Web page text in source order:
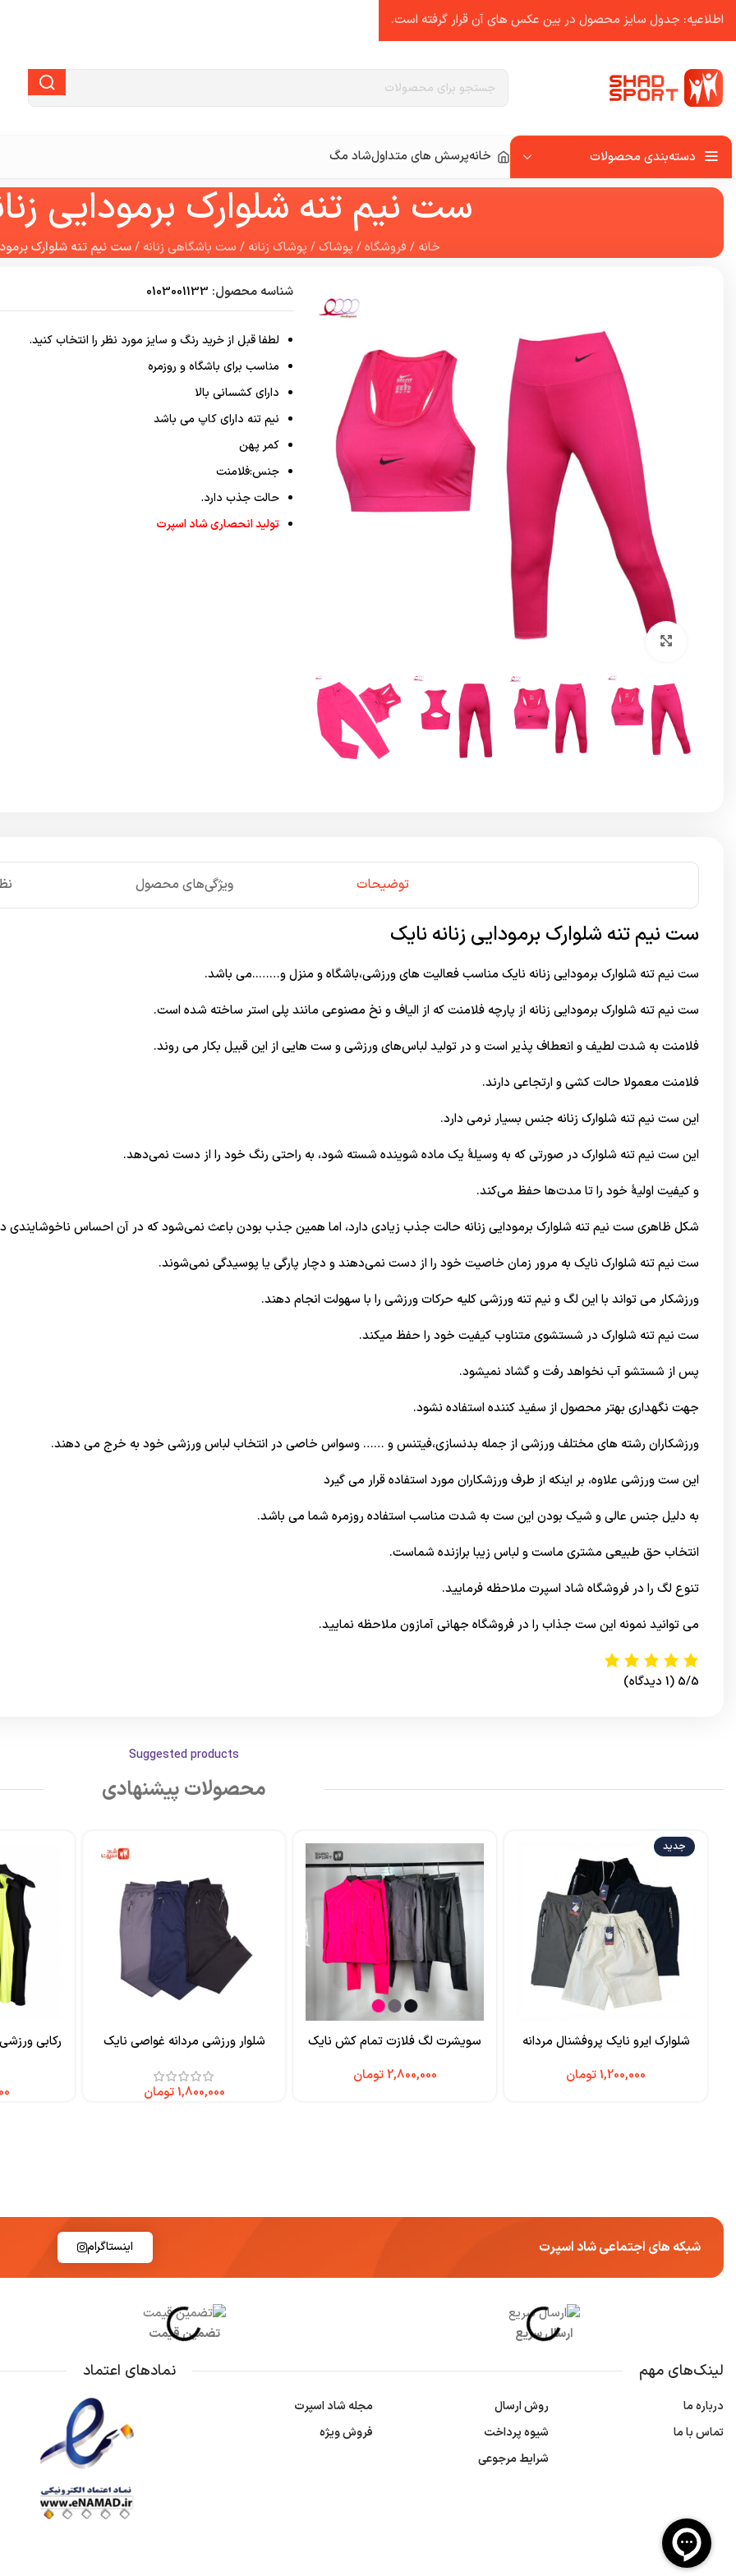
دسته‌بندی محصولات خانهپرسش های متداولشاد مگ
ست نیم تنه شلوارک برمودایی
خانه /فروشگاه/ پوشاک/ پوشاک زنانه / ست باشگاهی زنانه /ست نیم تنه شلوارک
برای بزرگنمایی کلیک کنید
شناسه محصول: 0103001133
لطفا قبل از خرید رنگ و سایز مورد نظر را انتخاب کنید.
مناسب برای باشگاه و روزمره
دارای کشسانی بالا
نیم تنه دارای کاپ می باشد
کمر پهن
جنس:فلامنت
حالت جذب دارد.
تولید انحصاری شاد اسپرت
توضیحات ویژگی‌های محصول
ست نیم تنه شلوارک برمودایی زنانه نایک
ست نیم تنه شلوارک برمودایی زنانه نایک مناسب فعالیت های ورزشی،باشگاه و منزل و……..می باشد.
ست نیم تنه شلوارک برمودایی زنانه از پارچه فلامنت که از الیاف و نخ مصنوعی مانند پلی استر ساخته شده است.
فلامنت به شدت لطیف و انعطاف پذیر است و در تولید لباس‌های ورزشی و ست‌ هایی از این قبیل بکار می روند.
فلامنت معمولا حالت کشی و ارتجاعی دارند.
این ست نیم تنه شلوارک زنانه جنس بسیار نرمی دارد.
این ست نیم تنه شلوارک در صورتی که به وسیلۀ یک ماده شوینده شسته شود، به راحتی رنگ خود را از دست نمی‌دهد.
و کیفیت اولیۀ خود را تا مدت‌ها حفظ می‌کند.
شکل ظاهری ست نیم تنه شلوارک برمودایی زنانه حالت جذب زیادی دارد، اما همین جذب بودن باعث نمی‌شود که در آن احساس ناخوشایندی
ست نیم تنه شلوارک نایک به مرور زمان خاصیت خود را از دست نمی‌دهند و دچار پارگی یا پوسیدگی نمی‌شوند.
ورزشكار مي تواند با این لگ و نیم تنه ورزشی كليه حركات ورزشي را با سهولت انجام دهند.
ست نیم تنه شلوارک در شستشوی متناوب کیفیت خود را حفظ میکند.
پس از شستشو آب نخواهد رفت و گشاد نمیشود.
جهت نگهداری بهتر محصول از سفید کننده استفاده نشود.
ورزشکاران رشته های مختلف ورزشی از جمله بدنسازی،فیتنس و …… وسواس خاصی در انتخاب لباس ورزشی خود به خرج می دهند.
این ست ورزشی علاوه، بر اینکه از طرف ورزشکاران مورد استفاده قرار می گیرد
به دلیل جنس عالی و شیک بودن این ست به شدت مناسب استفاده روزمره شما می باشد.
انتخاب حق طبیعی مشتری ماست و لباس زیبا برازنده شماست.
تنوع لگ را درفروشگاه شاد اسپرت ملاحظه فرمایید.
می توانید نمونه این ست جذاب را درفروشگاه جهانی آمازون ملاحظه نمایید.
5/5 (1 دیدگاه)
Suggested products
محصولات پیشنهادی
جدید
شلوارک ایرو نایک پروفشنال مردانه
تومان
سویشرت لگ فلازت تمام کش نایک
تومان
شلوار ورزشی مردانه غواصی نایک
تومان
رکابی
شبکه های اجتماعی شاد اسپرت اینستاگرام
ارسال سریع تضمین قیمت
لینک‌های مهم
درباره ما
تماس با ما
روش ارسال
شیوه پرداخت
شرایط مرجوعی
مجله شاد اسپرت
فروش ویژه
نمادهای اعتماد
اطلاعیه: جدول سایز محصول در بین عکس ‌های آن قرار گرفته است.